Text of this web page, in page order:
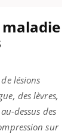
lésions
des lèvres,
dessus des
sur